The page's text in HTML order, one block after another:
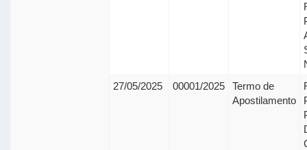
27/05/2025
00001/2025
Termo de
Apostilamento